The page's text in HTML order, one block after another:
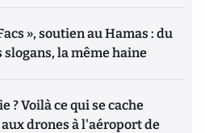
», soutien au Hamas : du
slogans, la même haine
? Voilà ce qui se cache
drones à l'aéroport de